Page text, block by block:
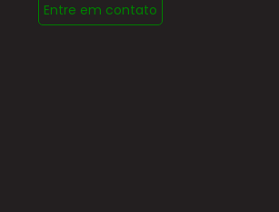
Entre em contato